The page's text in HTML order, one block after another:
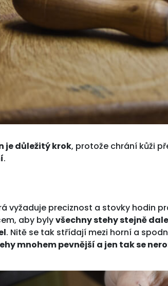
je důležitý krok, protože chrání kůži
.
vyžaduje preciznost a stovky hodin
aby bylyvšechny stehy stejně
. Nitě se tak střídají mezi horní a
mnohem pevnější a jen tak se